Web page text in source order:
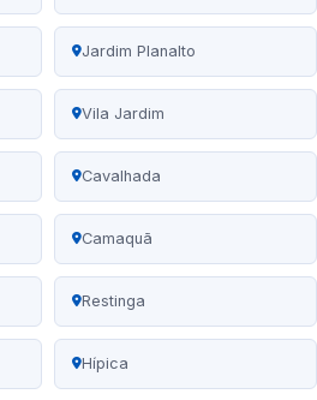
Jardim Planalto
Vila Jardim
Cavalhada
Camaquã
Restinga
Hípica